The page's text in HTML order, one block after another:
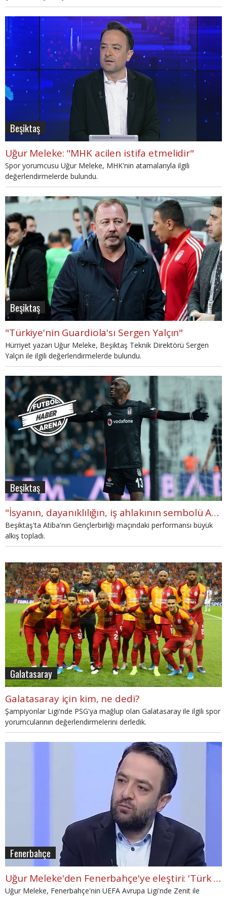
Beşiktaş
Uğur Meleke: "MHK acilen istifa etmelidir"
Spor yorumcusu Uğur Meleke, MHK'nin atamalarıyla ilgili
değerlendirmelerde bulundu.
Beşiktaş
"Türkiye'nin Guardiola'sı Sergen Yalçın"
Hürriyet yazarı Uğur Meleke, Beşiktaş Teknik Direktörü Sergen
Yalçın ile ilgili değerlendirmelerde bulundu.
Beşiktaş
"İsyanın, dayanıklılığın, iş ahlakının sembolü Atiba"
Beşiktaş'ta Atiba'nın Gençlerbirliği maçındaki performansı büyük
alkış topladı.
Galatasaray
Galatasaray için kim, ne dedi?
Şampiyonlar Ligi'nde PSG'ya mağlup olan Galatasaray ile ilgili spor
yorumcularının değerlendirmelerini derledik.
Fenerbahçe
Uğur Meleke'den Fenerbahçe'ye eleştiri: 'Türk futbolu adına üzücü'
Uğur Meleke, Fenerbahçe'nin UEFA Avrupa Ligi'nde Zenit ile